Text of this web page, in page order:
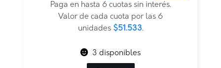
original
actual
Paga en hasta 6 cuotas sin interés.
Valor de cada cuota por las 6
unidades $51.533.
3 disponibles